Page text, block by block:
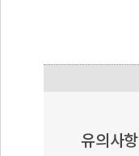
유의사항